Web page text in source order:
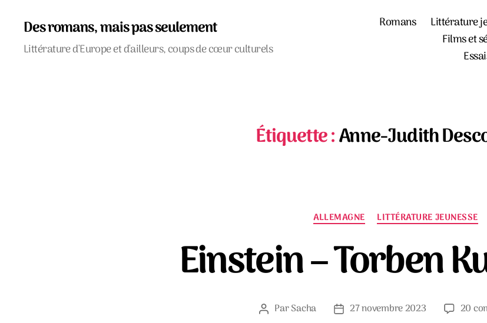
Des romans, mais pas seulement
Littérature d'Europe et d'ailleurs, coups de cœur culturels
Romans Littérature
Films et
Étiquette :Anne-Judith
Catégories
ALLEMAGNE LITTÉRATURE JEUNESSE
Einstein – Torben
Auteur
ParSacha
Date27 novembre 2023 20